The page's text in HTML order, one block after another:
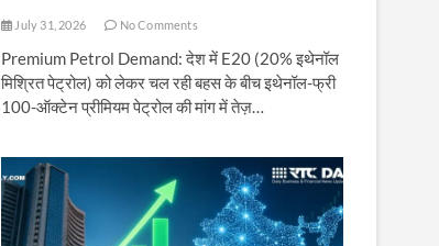
July 31, 2026 No Comments
Premium Petrol Demand: देश में E20 (20% इथेनॉल
मिश्रित पेट्रोल) को लेकर चल रही बहस के बीच इथेनॉल-फ्री
100-ऑक्टेन प्रीमियम पेट्रोल की मांग में तेज़…